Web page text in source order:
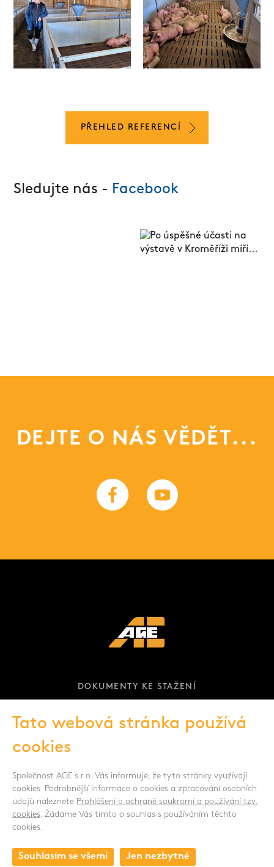
PŘEHLED REFERENCÍ
Sledujte nás - Facebook
DEJTE O NÁS VĚDĚT...
DOKUMENTY KE STAŽENÍ
SLEDUJTE NÁS
Tato webová stránka používá
cookies
Společnost AGE s.r.o. Vás informuje, že tyto stránky využívají
cookies. Podrobnější informace o cookies a zpracování osobních
údajů naleznete Prohlášení o ochraně soukromí a používání tzv.
cookies. Žádáme Vás tímto o souhlas s používáním těchto
cookies.
Souhlasím se všemi Jen nezbytné